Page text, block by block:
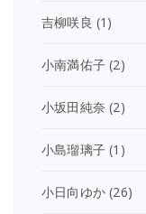
吉柳咲良 (1)
小南満佑子 (2)
小坂田純奈 (2)
小島瑠璃子 (1)
小日向ゆか (26)